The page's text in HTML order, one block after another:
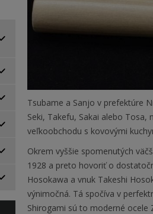
Tsubame a Sanjo v prefektúre
Seki, Takefu, Sakai alebo
veľkoobchodu s kovovými
Okrem vyššie spomenutých
1928 a preto hovoriť o
Hosokawa a vnuk Takeshi
výnimočná. Tá spočíva v
Shirogami sú to moderné ocele